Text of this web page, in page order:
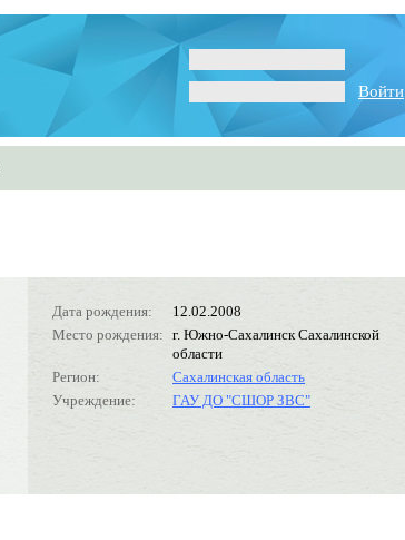
Войти
Дата рождения:
12.02.2008
Место рождения: г. Южно-Сахалинск Сахалинской
области
Регион:
Сахалинская область
Учреждение:
ГАУ ДО "СШОР ЗВС"